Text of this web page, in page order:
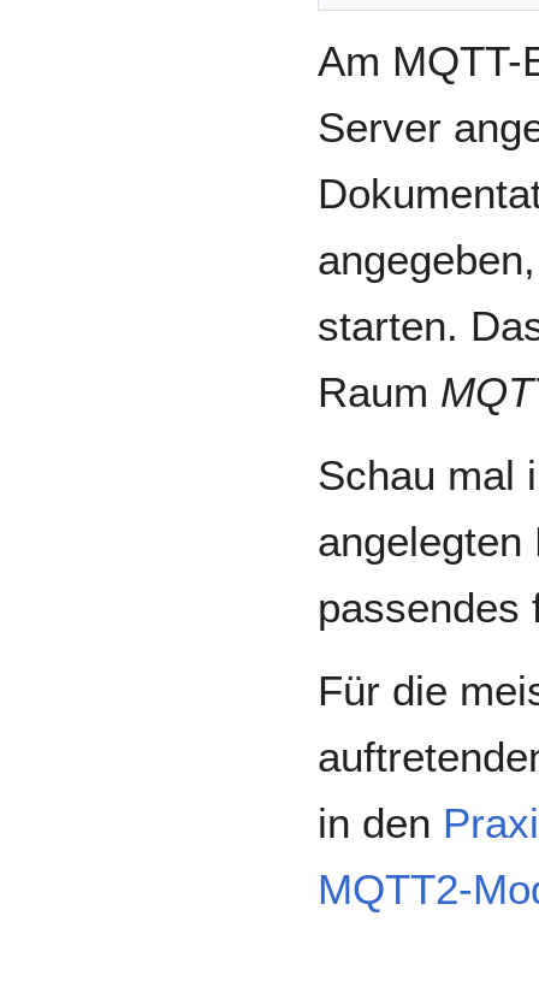
Am MQTT-
Server
starten.
Raum
Schau mal
angelegten
passendes
Für die
in den
MQTT2-